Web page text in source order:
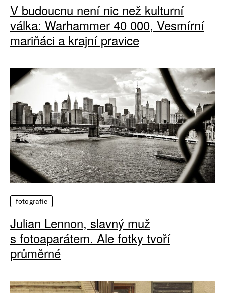
V budoucnu není nic než kulturní
válka: Warhammer 40 000, Vesmírní
mariňáci a krajní pravice
fotografie
Julian Lennon, slavný muž
s fotoaparátem. Ale fotky tvoří
průměrné